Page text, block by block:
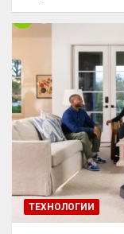
ТЕХНОЛОГИИ